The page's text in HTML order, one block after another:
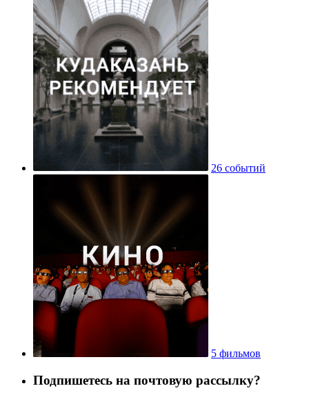
26 событий
5 фильмов
Подпишетесь на почтовую рассылку?